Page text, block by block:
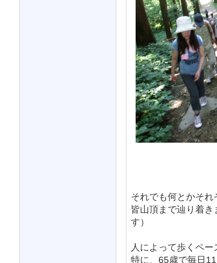
それでも何とかそ
皆山頂まで辿り着
す）
人によって歩くペ
特に、65歳で毎日